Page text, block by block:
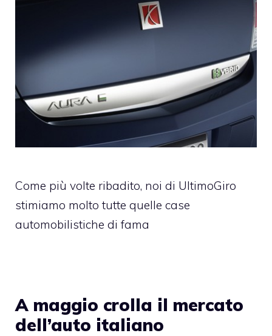
Come più volte ribadito, noi di UltimoGiro
stimiamo molto tutte quelle case
automobilistiche di fama
A maggio crolla il mercato
dell’auto italiano